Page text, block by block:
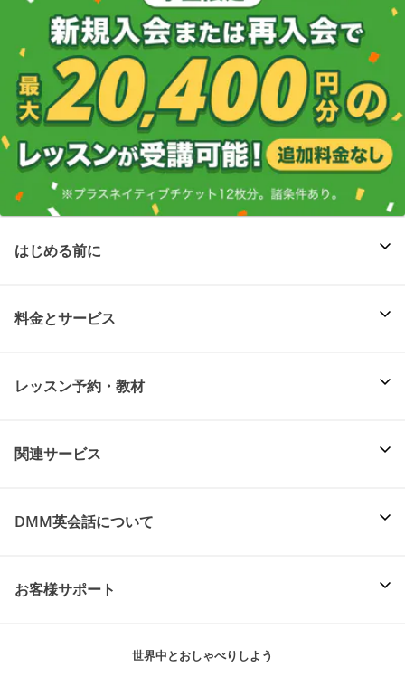
はじめる前に
料金とサービス
レッスン予約・教材
関連サービス
DMM英会話について
お客様サポート
世界中とおしゃべりしよう